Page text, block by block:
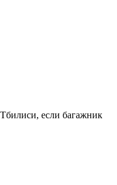
если багажник